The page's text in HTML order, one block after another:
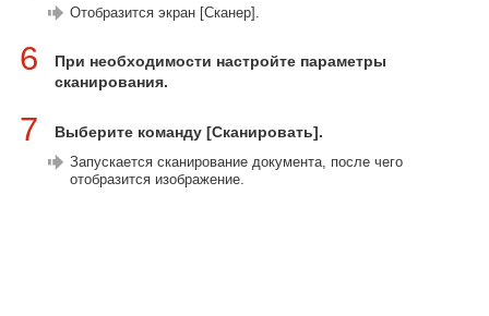
Отобразится экран [Сканер].
6
При необходимости настройте параметры
сканирования.
7 Выберите команду [Сканировать].
Запускается сканирование документа, после чего
отобразится изображение.